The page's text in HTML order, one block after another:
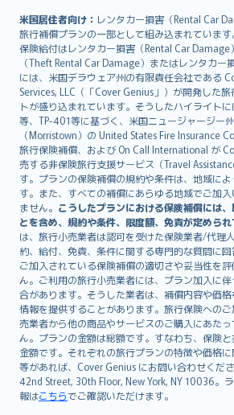
米国居住者向け： レンタカー損害（Rental Car
旅行補償プランの一部として組み込まれていま
保険給付はレンタカー損害（Rental Car
（Theft Rental Car Damage）またはレンタカー
には、米国デラウェア州の有限責任会社である
Services, LLC（「Cover Genius」）が開発した
トが盛り込まれています。そうしたハイライト
等、TP-401等に基づく、米国ニュージャージー
（Morristown）の United States Fire Insurance
旅行保険補償、および On Call International が
売する非保険旅行支援サービス（Travel
す。プランの保険補償の規約や条件は、地域に
す。また、すべての補償にあらゆる地域でご加
ません。 こうしたプランにおける保険補償には
とを含め、規約や条件、限度額、免責が定められ
は、旅行小売業者は認可を受けた保険業者/代理
約、給付、免責、条件に関する専門的な質問に
ご加入されている保険補償の適切さや妥当性を
ん。ご利用の旅行小売業者には、プラン加入に
合があります。そうした業者は、補償内容や価
情報を提供することがあります。旅行保険への
売業者から他の商品やサービスのご購入にあた
ん。プランの金額は総額です。すなわち、保険
金額です。それぞれの旅行プランの特徴や価格
等があれば、Cover Genius にお問い合わせくだ
42nd Street, 30th Floor, New York, NY 10036。
報はこちらでご確認いただけます。